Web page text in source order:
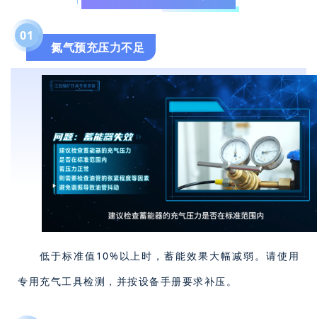
01
氮气预充压力不足
低于标准值10%以上时，蓄能效果大幅减弱。请使用
专用充气工具检测，并按设备手册要求补压。